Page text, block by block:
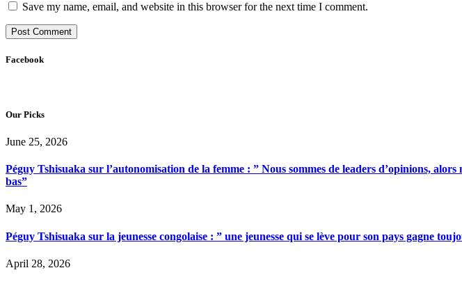
Save my name, email, and website in this browser for the next time I comment.
Facebook
Our Picks
June 25, 2026
Péguy Tshisuaka sur l’autonomisation de la femme : ” Nous sommes de leaders d’opinions,
bas”
May 1, 2026
Péguy Tshisuaka sur la jeunesse congolaise : ” une jeunesse qui se lève pour son pays gagne
April 28, 2026